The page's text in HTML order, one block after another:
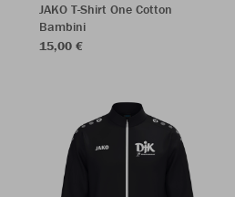
JAKO T-Shirt One Cotton
Bambini
15,00 €